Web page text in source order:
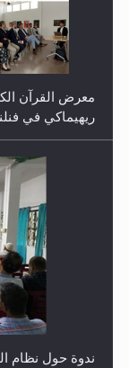
معرض القرآن
ريهيماكي في
ندوة حول نظام